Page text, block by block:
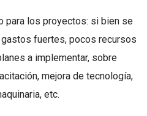
para los proyectos: si bien se
fuertes, pocos recursos
a implementar, sobre
mejora de tecnología,
etc.